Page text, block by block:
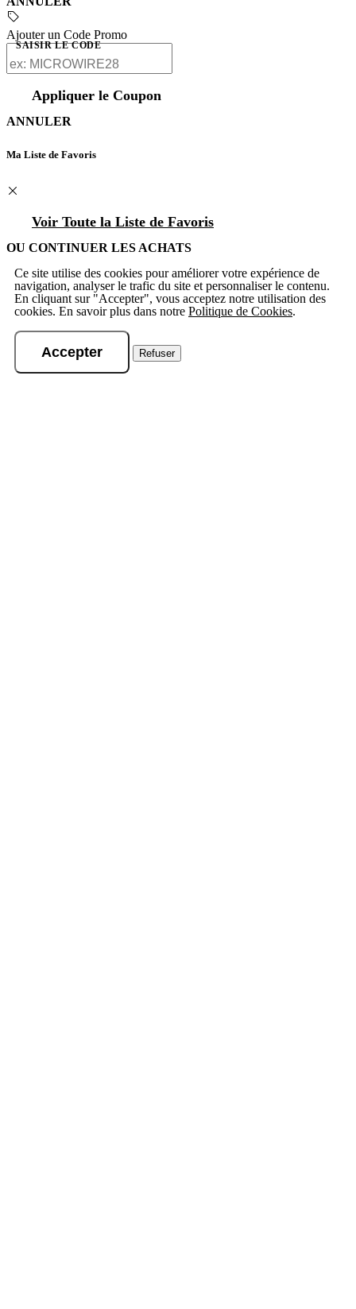
Ajouter un Code Promo
SAISIR LE CODE
Appliquer le Coupon
ANNULER
Ma Liste de Favoris
Voir Toute la Liste de Favoris
OU CONTINUER LES ACHATS
Ce site utilise des cookies pour améliorer votre expérience de
navigation, analyser le trafic du site et personnaliser le contenu.
En cliquant sur "Accepter", vous acceptez notre utilisation des
cookies. En savoir plus dans notre Politique de Cookies.
Accepter Refuser